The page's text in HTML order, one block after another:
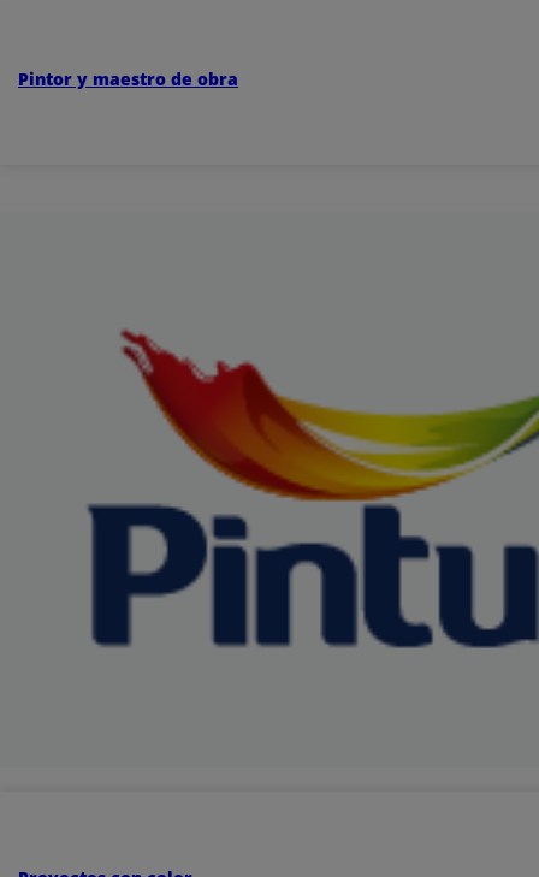
Pintor y maestro de obra